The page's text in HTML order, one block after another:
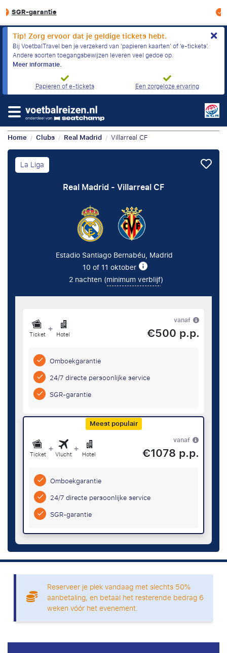
Personaliseer jouw reis
Tip! Zorg ervoor dat je geldige tickets hebt.
Bij VoetbalTravel ben je verzekerd van ‘papieren kaarten’ of ‘e-tickets’.
Andere soorten toegangsbewijzen leveren veel gedoe op.
Meer informatie.
Papieren of e-tickets
Een zorgeloze ervaring
Home / Clubs / Real Madrid / Villarreal CF
La Liga
Real Madrid - Villarreal CF
Estadio Santiago Bernabéu, Madrid
10 of 11 oktober
2 nachten (minimum verblijf)
Ticket + Hotel
vanaf
€500 p.p.
Omboekgarantie
24/7 directe persoonlijke service
SGR-garantie
Meest populair
Ticket + Vlucht + Hotel
vanaf
€1078 p.p.
Omboekgarantie
24/7 directe persoonlijke service
SGR-garantie
Reserveer je plek vandaag met slechts 50%
aanbetaling, en betaal het resterende bedrag 6
weken vóór het evenement.